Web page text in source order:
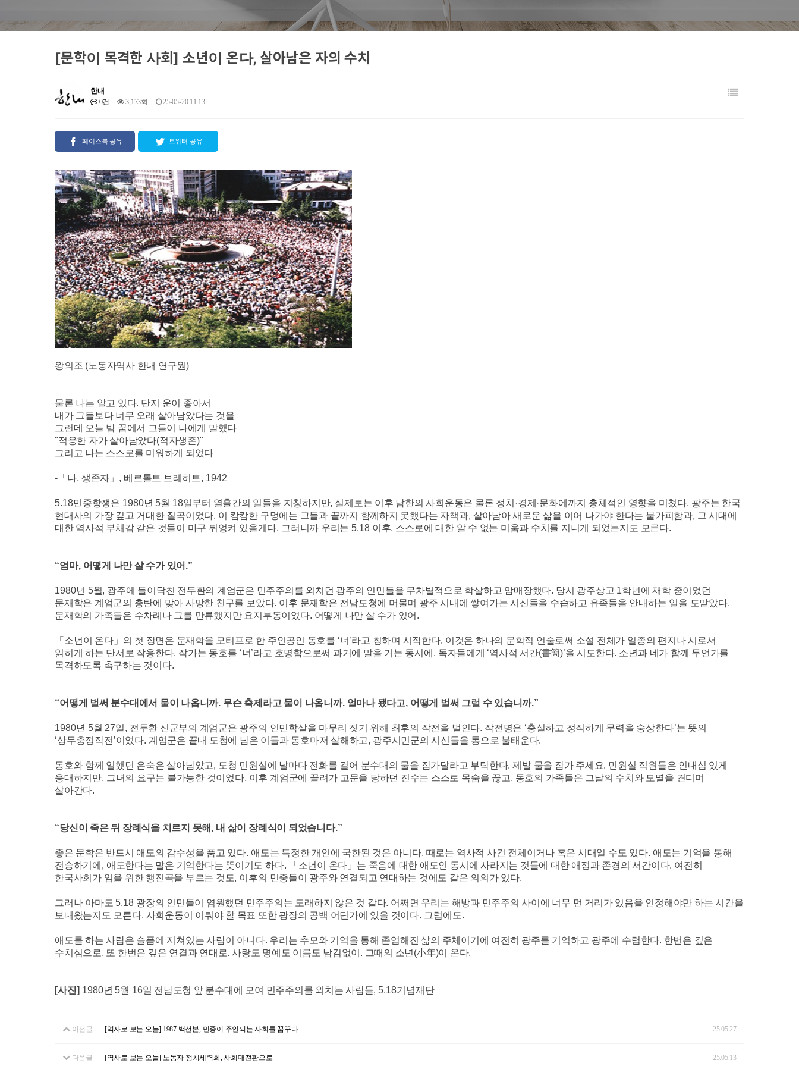
[문학이 목격한 사회] 소년이 온다, 살아남은 자의 수치
한내
0건
3,173회 25-05-20 11:13
페이스북 공유 트위터 공유
왕의조 (노동자역사 한내 연구원)
물론 나는 알고 있다. 단지 운이 좋아서
내가 그들보다 너무 오래 살아남았다는 것을
그런데 오늘 밤 꿈에서 그들이 나에게 말했다
"적응한 자가 살아남았다(적자생존)"
그리고 나는 스스로를 미워하게 되었다
- 「 나, 생존자 」 , 베르톨트 브레히트 , 1942
5.18민중항쟁은 1980년 5월 18일부터 열흘간의 일들을 지칭하지만, 실제로는 이후 남한의 사회운동은 물론 정치 ·경제 ·문화에까지 총체적인 영향을 미쳤다. 광주는 한국
현대사의 가장 깊고 거대한 질곡이었다. 이 캄캄한 구멍에는 그들과 끝까지 함께하지 못했다는 자책과, 살아남아 새로운 삶을 이어 나가야 한다는 불가피함과, 그 시대에
대한 역사적 부채감 같은 것들이 마구 뒤엉켜 있을게다. 그러니까 우리는 5.18 이후, 스스로에 대한 알 수 없는 미움과 수치를 지니게 되었는지도 모른다.
“엄마, 어떻게 나만 살 수가 있어 .”
1980년 5월, 광주에 들이닥친 전두환의 계엄군은 민주주의를 외치던 광주의 인민들을 무차별적으로 학살하고 암매장했다. 당시 광주상고 1학년에 재학 중이었던
문재학은 계엄군의 총탄에 맞아 사망한 친구를 보았다. 이후 문재학은 전남도청에 머물며 광주 시내에 쌓여가는 시신들을 수습하고 유족들을 안내하는 일을 도맡았다.
문재학의 가족들은 수차례나 그를 만류했지만 요지부동이었다. 어떻게 나만 살 수가 있어 .
「 소년이 온다」 의 첫 장면은 문재학을 모티프로 한 주인공인 동호를 ‘너’라고 칭하며 시작한다. 이것은 하나의 문학적 언술로써 소설 전체가 일종의 편지나 시로서
읽히게 하는 단서로 작용한다. 작가는 동호를 ‘너’라고 호명함으로써 과거에 말을 거는 동시에 , 독자들에게 ‘역사적 서간(書簡)’을 시도한다. 소년과 네가 함께 무언가를
목격하도록 촉구하는 것이다.
“어떻게 벌써 분수대에서 물이 나옵니까. 무슨 축제라고 물이 나옵니까. 얼마나 됐다고, 어떻게 벌써 그럴 수 있습니까.”
1980년 5월 27일, 전두환 신군부의 계엄군은 광주의 인민학살을 마무리 짓기 위해 최후의 작전을 벌인다. 작전명은 ‘충실하고 정직하게 무력을 숭상한다’는 뜻의
‘상무충정작전 ’이었다. 계엄군은 끝내 도청에 남은 이들과 동호마저 살해하고, 광주시민군의 시신들을 통으로 불태운다.
동호와 함께 일했던 은숙은 살아남았고, 도청 민원실에 날마다 전화를 걸어 분수대의 물을 잠가달라고 부탁한다.제발 물을 잠가 주세요. 민원실 직원들은 인내심 있게
응대하지만, 그녀의 요구는 불가능한 것이었다. 이후 계엄군에 끌려가 고문을 당하던 진수는 스스로 목숨을 끊고, 동호의 가족들은 그날의 수치와 모멸을 견디며
살아간다.
“당신이 죽은 뒤 장례식을 치르지 못해 , 내 삶이 장례식이 되었습니다.”
좋은 문학은 반드시 애도의 감수성을 품고 있다. 애도는 특정한 개인에 국한된 것은 아니다. 때로는 역사적 사건 전체이거나 혹은 시대일 수도 있다. 애도는 기억을 통해
전승하기에 , 애도한다는 말은 기억한다는 뜻이기도 하다. 「 소년이 온다 」 는 죽음에 대한 애도인 동시에 사라지는 것들에 대한 애정과 존경의 서간이다. 여전히
한국사회가 임을 위한 행진곡을 부르는 것도, 이후의 민중들이 광주와 연결되고 연대하는 것에도 같은 의의가 있다.
그러나 아마도 5.18 광장의 인민들이 염원했던 민주주의는 도래하지 않은 것 같다. 어쩌면 우리는 해방과 민주주의 사이에 너무 먼 거리가 있음을 인정해야만 하는 시간을
보내왔는지도 모른다. 사회운동이 이뤄야 할 목표 또한 광장의 공백 어딘가에 있을 것이다. 그럼에도.
애도를 하는 사람은 슬픔에 지쳐있는 사람이 아니다. 우리는 추모와 기억을 통해 존엄해진 삶의 주체이기에 여전히 광주를 기억하고 광주에 수렴한다. 한번은 깊은
수치심으로, 또 한번은 깊은 연결과 연대로. 사랑도 명예도 이름도 남김없이. 그때의 소년(小年)이 온다.
[사진] 1980년 5월 16일 전남도청 앞 분수대에 모여 민주주의를 외치는 사람들, 5.18기념재단
이전글 [역사로 보는 오늘] 1987 백선본, 민중이 주인되는 사회를 꿈꾸다 25.05.27
다음글 [역사로 보는 오늘] 노동자 정치세력화, 사회대전환으로 25.05.13